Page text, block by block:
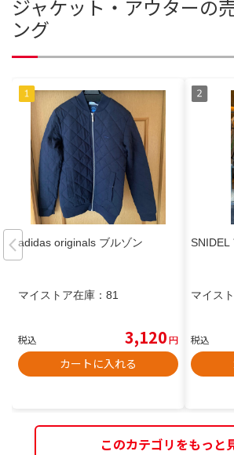
ジャケット・アウターの
ング
adidas originals ブルゾン
マイストア在庫： 81
税込 3,120円
カートに入れる
SNIDEL
マイス
税込
このカテゴリをもっと